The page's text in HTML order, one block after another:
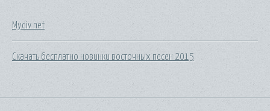
Mydiv net
Скачать бесплатно новинки восточных песен 2015